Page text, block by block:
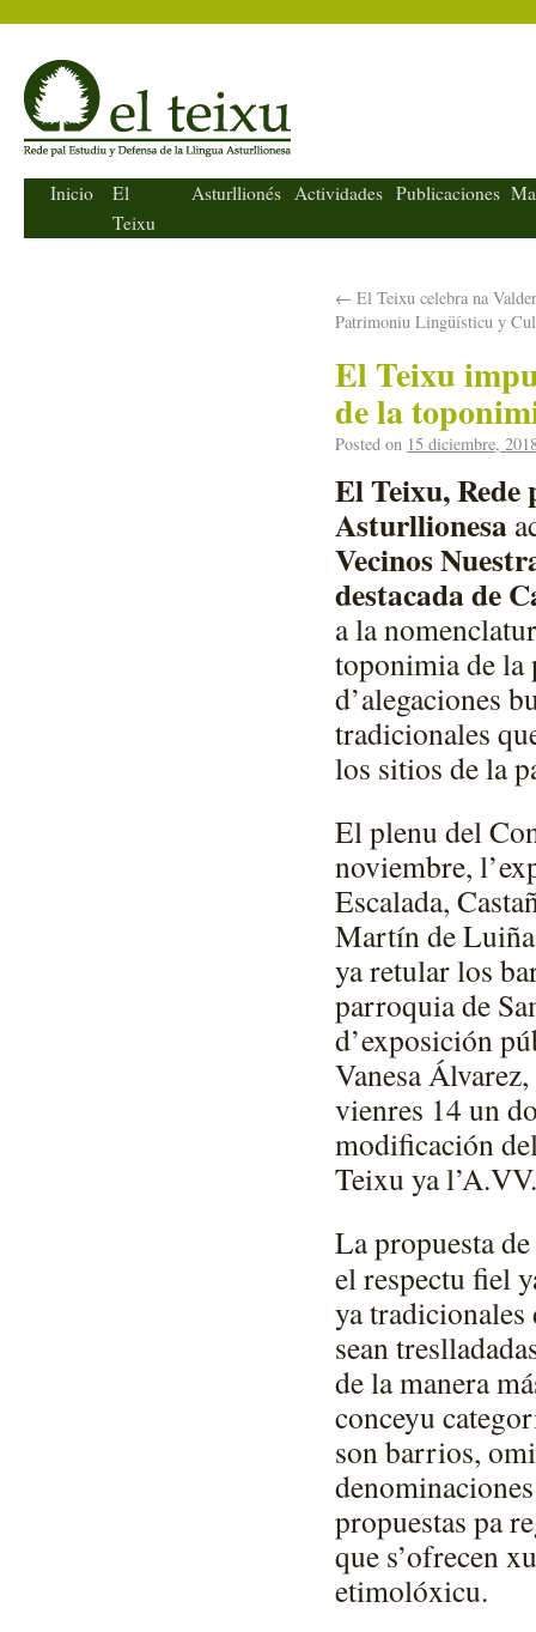
El Teixu
Inicio
El
Teixu
Asturllionés Actividades Publicaciones
← El Teixu celebra na
Patrimoniu Lingüísticu y
El Teixu
de la
Posted on 15 diciembre,
El Teixu,
Asturllionesa
Vecinos
destacada de
a la
toponimia de la
d’alegaciones
tradicionales
los sitios de la
El plenu del
noviembre,
Escalada,
Martín de
ya retular los
parroquia de
d’exposición
Vanesa
vienres 14 un
modificación
Teixu ya
La propuesta
el respectu fiel
ya tradicionales
sean
de la manera
conceyu
son barrios,
propuestas pa
que s’ofrecen
etimolóxicu.